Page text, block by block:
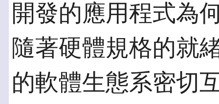
開發的應用程式為
隨著硬體規格的就
的軟體生態系密切